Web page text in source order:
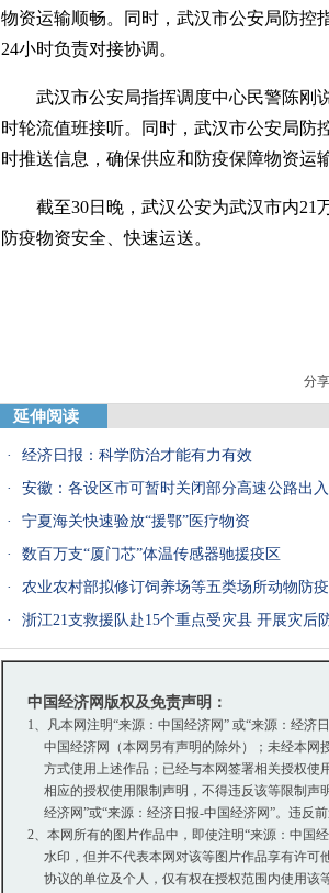
物资运输顺畅。同时，武汉市公安局防控
24小时负责对接协调。
武汉市公安局指挥调度中心民警陈刚
时轮流值班接听。同时，武汉市公安局防
时推送信息，确保供应和防疫保障物资运
截至30日晚，武汉公安为武汉市内21
防疫物资安全、快速运送。
分
延伸阅读
· 经济日报：科学防治才能有力有效
· 安徽：各设区市可暂时关闭部分高速公路出入
· 宁夏海关快速验放“援鄂”医疗物资
· 数百万支“厦门芯”体温传感器驰援疫区
· 农业农村部拟修订饲养场等五类场所动物防
· 浙江21支救援队赴15个重点受灾县 开展灾后
中国经济网版权及免责声明：
1、凡本网注明“来源：中国经济网” 或“来源：经济
中国经济网（本网另有声明的除外）；未经本网
方式使用上述作品；已经与本网签署相关授权使
相应的授权使用限制声明，不得违反该等限制声
经济网”或“来源：经济日报-中国经济网”。违反
2、本网所有的图片作品中，即使注明“来源：中国
水印，但并不代表本网对该等图片作品享有许可
协议的单位及个人，仅有权在授权范围内使用该